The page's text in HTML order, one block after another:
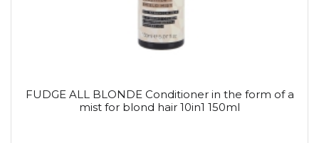
FUDGE ALL BLONDE Conditioner in the form of a
mist for blond hair 10in1 150ml